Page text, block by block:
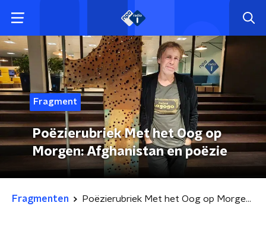
Fragment
Poëzierubriek Met het Oog op
Morgen: Afghanistan en poëzie
Fragmenten Poëzierubriek Met het Oog op Morgen: Afghanistan en poëzie